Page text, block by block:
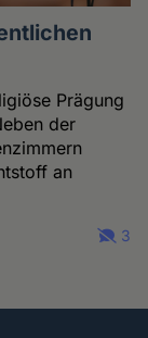
Prägung
der
an
3